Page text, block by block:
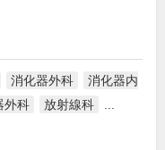
消化器外科
消化器内
外科 放射線科